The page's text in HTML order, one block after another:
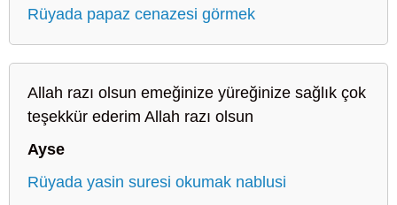
Rüyada papaz cenazesi görmek
Allah razı olsun emeğinize yüreğinize sağlık çok
teşekkür ederim Allah razı olsun
Ayse
Rüyada yasin suresi okumak nablusi